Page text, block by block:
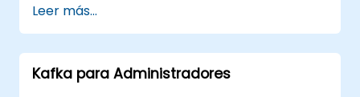
rendimiento. Si tiene requisitos más
específicos (por ejemplo, solo el lado de
administración de sistemas), este curso
puede adaptarse para satisfacer mejor sus
Leer más...
Kafka para Administradores